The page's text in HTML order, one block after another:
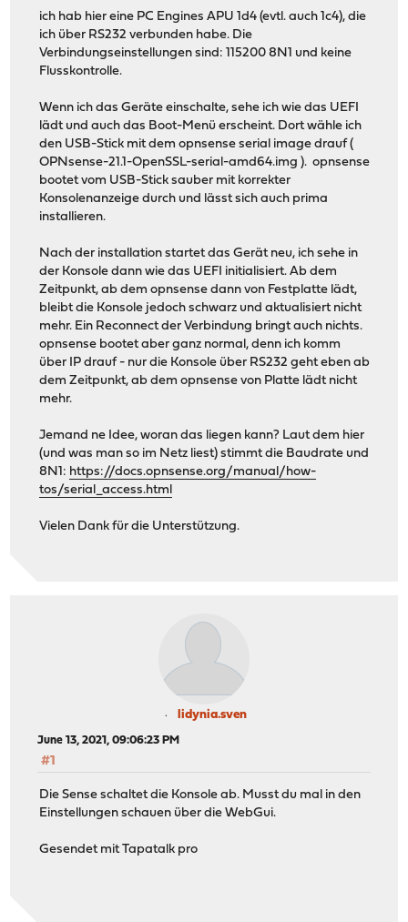
ich hab hier eine PC Engines APU 1d4 (evtl. auch 1c4), die
ich über RS232 verbunden habe. Die
Verbindungseinstellungen sind: 115200 8N1 und keine
Flusskontrolle.
Wenn ich das Geräte einschalte, sehe ich wie das UEFI
lädt und auch das Boot-Menü erscheint. Dort wähle ich
den USB-Stick mit dem opnsense serial image drauf (
OPNsense-21.1-OpenSSL-serial-amd64.img ). opnsense
bootet vom USB-Stick sauber mit korrekter
Konsolenanzeige durch und lässt sich auch prima
installieren.
Nach der installation startet das Gerät neu, ich sehe in
der Konsole dann wie das UEFI initialisiert. Ab dem
Zeitpunkt, ab dem opnsense dann von Festplatte lädt,
bleibt die Konsole jedoch schwarz und aktualisiert nicht
mehr. Ein Reconnect der Verbindung bringt auch nichts.
opnsense bootet aber ganz normal, denn ich komm
über IP drauf - nur die Konsole über RS232 geht eben ab
dem Zeitpunkt, ab dem opnsense von Platte lädt nicht
mehr.
Jemand ne Idee, woran das liegen kann? Laut dem hier
(und was man so im Netz liest) stimmt die Baudrate und
8N1: https://docs.opnsense.org/manual/how-
tos/serial_access.html
Vielen Dank für die Unterstützung.
lidynia.sven
June 13, 2021, 09:06:23 PM
#1
Die Sense schaltet die Konsole ab. Musst du mal in den
Einstellungen schauen über die WebGui.
Gesendet mit Tapatalk pro